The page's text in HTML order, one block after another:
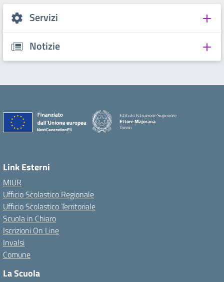
Servizi
Notizie
Istituto Istruzione Superiore
Ettore Majorana
Torino
Link Esterni
MIUR
Ufficio Scolastico Regionale
Ufficio Scolastico Territoriale
Scuola in Chiaro
Iscrizioni On Line
Invalsi
Comune
La Scuola